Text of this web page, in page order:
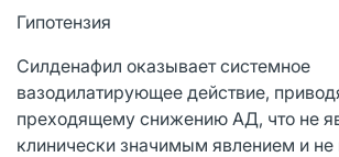
Гипотензия
Силденафил оказывает системное
вазодилатирующее действие,
преходящему снижению АД, что не
клинически значимым явлением и не